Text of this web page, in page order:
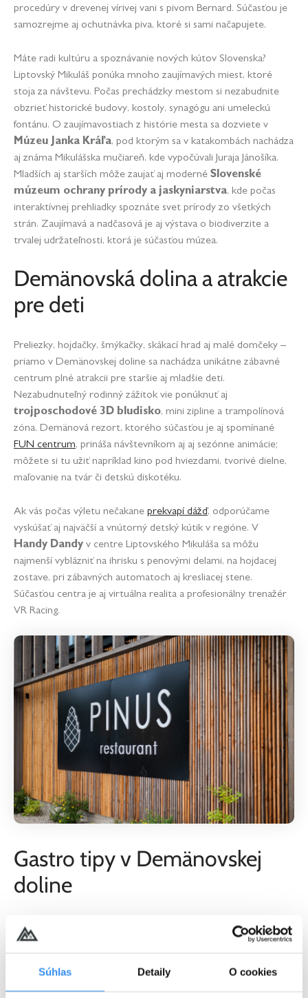
Súhlas Detaily O cookies
procedúry v drevenej vírivej vani s pivom Bernard. Súčasťou je
samozrejme aj ochutnávka piva, ktoré si sami načapujete.
Máte radi kultúru a spoznávanie nových kútov Slovenska?
Liptovský Mikuláš ponúka mnoho zaujímavých miest, ktoré
stoja za návštevu. Počas prechádzky mestom si nezabudnite
obzrieť historické budovy, kostoly, synagógu ani umeleckú
fontánu. O zaujímavostiach z histórie mesta sa dozviete v
Múzeu Janka Kráľa, pod ktorým sa v katakombách nachádza
aj známa Mikulášska mučiareň, kde vypočúvali Juraja Jánošíka.
Mladších aj starších môže zaujať aj moderné Slovenské
múzeum ochrany prírody a jaskyniarstva, kde počas
interaktívnej prehliadky spoznáte svet prírody zo všetkých
strán. Zaujímavá a nadčasová je aj výstava o biodiverzite a
trvalej udržateľnosti, ktorá je súčasťou múzea.
Demänovská dolina a atrakcie
pre deti
Preliezky, hojdačky, šmýkačky, skákací hrad aj malé domčeky –
priamo v Demänovskej doline sa nachádza unikátne zábavné
centrum plné atrakcii pre staršie aj mladšie deti.
Nezabudnuteľný rodinný zážitok vie ponúknuť aj
trojposchodové 3D bludisko, mini zipline a trampolínová
zóna. Demänová rezort, ktorého súčasťou je aj spomínané
FUN centrum, prináša návštevníkom aj aj sezónne animácie;
môžete si tu užiť napríklad kino pod hviezdami, tvorivé dielne,
maľovanie na tvár či detskú diskotéku.
Ak vás počas výletu nečakane prekvapí dážď, odporúčame
vyskúšať aj najväčší a vnútorný detský kútik v regióne. V
Handy Dandy v centre Liptovského Mikuláša sa môžu
najmenší vyblázniť na ihrisku s penovými delami, na hojdacej
zostave, pri zábavných automatoch aj kresliacej stene.
Súčasťou centra je aj virtuálna realita a profesionálny trenažér
VR Racing.
Gastro tipy v Demänovskej
doline
Keď sa vám počas výletu minú zásoby jedla z ruksaku alebo vás
nečakane prekvapí hlad, je dobré poznať aj niekoľko tipov na
oplatí navštíviť napríklad príjemnúKolibu Bystrinači
reštauráciu Demänovka